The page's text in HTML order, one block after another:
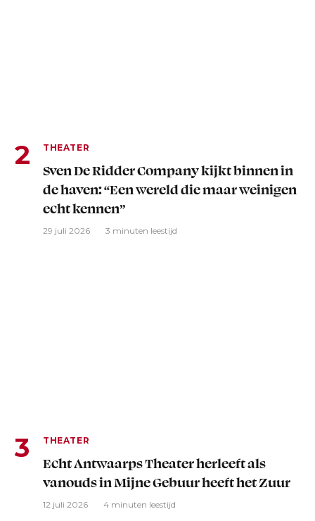
THEATER
Sven De Ridder Company kijkt binnen in
de haven: “Een wereld die maar weinigen
echt kennen”
29 juli 2026 3 minuten leestijd
THEATER
Echt Antwaarps Theater herleeft als
vanouds in Mijne Gebuur heeft het Zuur
12 juli 2026 4 minuten leestijd